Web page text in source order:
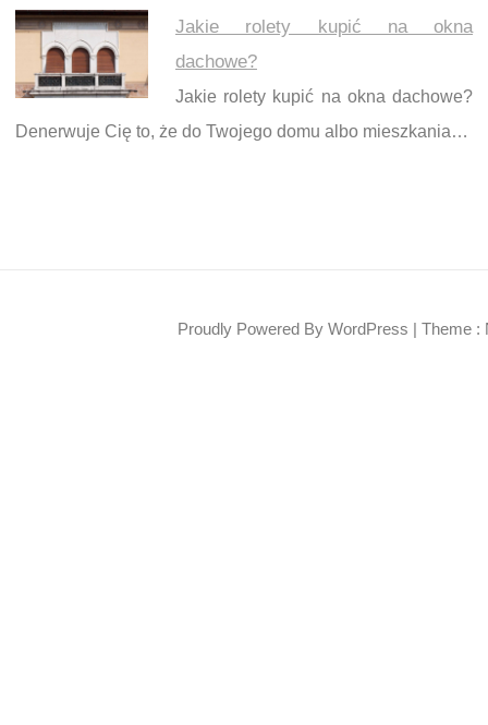
Jakie rolety kupić na okna
dachowe?
Jakie rolety kupić na okna dachowe?
Denerwuje Cię to, że do Twojego domu albo mieszkania…
Proudly Powered By WordPress | Theme :